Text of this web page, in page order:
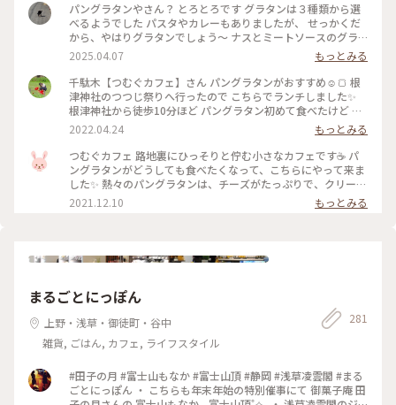
パングラタンやさん？ とろとろです グラタンは３種類から選
べるようでした パスタやカレーもありましたが、 せっかくだ
から、やはりグラタンでしょう〜 ナスとミートソースのグラ
タン 中にパンとナスがごろごろ カリカリのパンもあれば、 ソ
ースがしみしみのパンもあって 飽きません 副菜の カボチャの
ミルク煮、 切り干し大根のナポリタンも 一つ一つあじの違い
がありました 満足です ご家族連れが気軽に寄れる場所みたい
で おもちゃもいろいろ。
2025.04.07
もっとみる
千駄木【つむぐカフェ】さん パングラタンがおすすめ☺️🍞 根
津神社のつつじ祭りへ行ったので こちらでランチしました✨
根津神社から徒歩10分ほど パングラタン初めて食べたけど カ
リカリのハフハフで美味しかったです😋🍴💗 そして前菜がと
っても好みでした💕 オシャレで可愛いアットホームな落ち着
く店内も大好きなので近くへ行ったらリピしたいな(*´︶`*)❤︎
#カフェランチ #パングラタン #つむぐカフェ #谷中 #根津 #千
駄木 #谷根千 #谷根千カフェ #カフェ巡り #38_カフェ巡り
2022.04.24
もっとみる
つむぐカフェ 路地裏にひっそりと佇む小さなカフェです☕ パ
ングラタンがどうしても食べたくなって、こちらにやって来ま
した✨ 熱々のパングラタンは、チーズがたっぷりで、クリーミ
ー❗ 前菜も美味しかったです🎵 #私のことりっぷ #つむぐカフ
ェ #パングラタン #ランチ
2021.12.10 もっとみる
まるごとにっぽん
上野・浅草・御徒町・谷中
雑貨, ごはん, カフェ, ライフスタイル
281
#田子の月 #富士山もなか #富士山頂 #静岡 #浅草凌雲閣 #まる
ごとにっぽん ・ こちらも年末年始の特別催事にて 御菓子庵 田